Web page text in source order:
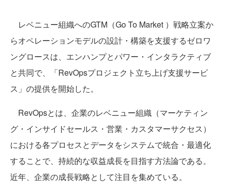
レベニュー組織へのGTM（Go To Market ）戦略立案か
らオペレーションモデルの設計・構築を支援するゼロワ
ングロースは、エンハンプとパワー・インタラクティブ
と共同で、「RevOpsプロジェクト立ち上げ支援サービ
ス」の提供を開始した。
RevOpsとは、企業のレベニュー組織（マーケティン
グ・インサイドセールス・営業・カスタマーサクセス）
における各プロセスとデータをシステムで統合・最適化
することで、持続的な収益成長を目指す方法論である。
近年、企業の成長戦略として注目を集めている。